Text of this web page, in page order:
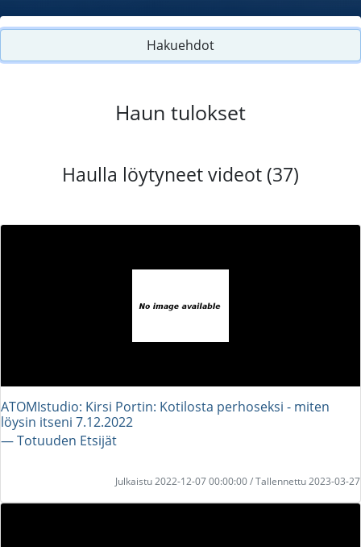
Hakuehdot
Haun tulokset
Haulla löytyneet videot (37)
ATOMIstudio: Kirsi Portin: Kotilosta perhoseksi - miten
löysin itseni 7.12.2022
― Totuuden Etsijät
Julkaistu 2022-12-07 00:00:00 / Tallennettu 2023-03-27